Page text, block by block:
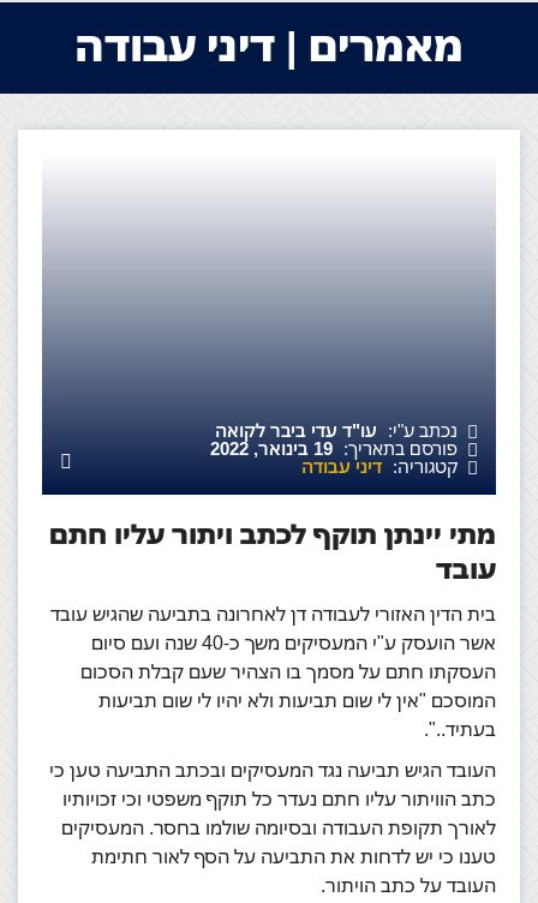
מאמרים | דיני עבודה
נכתב ע"י: עו"ד עדי ביבר לקואה
פורסם בתאריך: 19 בינואר, 2022
קטגוריה: דיני עבודה
מתי יינתן תוקף לכתב ויתור עליו חתם
עובד
בית הדין האזורי לעבודה דן לאחרונה בתביעה שהגיש עובד
אשר הועסק ע"י המעסיקים משך כ-40 שנה ועם סיום
העסקתו חתם על מסמך בו הצהיר שעם קבלת הסכום
המוסכם "אין לי שום תביעות ולא יהיו לי שום תביעות
בעתיד..".
העובד הגיש תביעה נגד המעסיקים ובכתב התביעה טען כי
כתב הוויתור עליו חתם נעדר כל תוקף משפטי וכי זכויותיו
לאורך תקופת העבודה ובסיומה שולמו בחסר. המעסיקים
טענו כי יש לדחות את התביעה על הסף לאור חתימת
העובד על כתב הויתור.